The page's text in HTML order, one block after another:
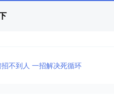
不到人 一招解决死循环